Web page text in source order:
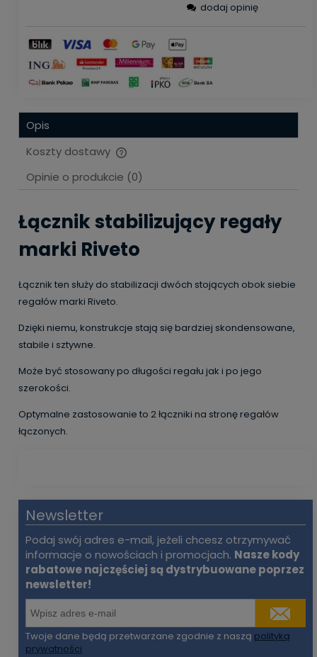
dodaj opinię
Opis
Koszty dostawy
Cena nie zawiera ewentualnych kosztów płatności
Opinie o produkcie (0)
Łącznik stabilizujący regały
marki Riveto
Łącznik ten służy do stabilizacji dwóch stojących obok siebie
regałów marki Riveto.
Dzięki niemu, konstrukcje stają się bardziej skondensowane,
stabile i sztywne.
Może być stosowany po długości regału jak i po jego
szerokości.
Optymalne zastosowanie to 2 łączniki na stronę regałów
łączonych.
Newsletter
Podaj swój adres e-mail, jeżeli chcesz otrzymywać
informacje o nowościach i promocjach. Nasze kody
rabatowe najczęściej są dystrybuowane poprzez
newsletter!
Twoje dane będą przetwarzane zgodnie z naszą polityką
prywatności